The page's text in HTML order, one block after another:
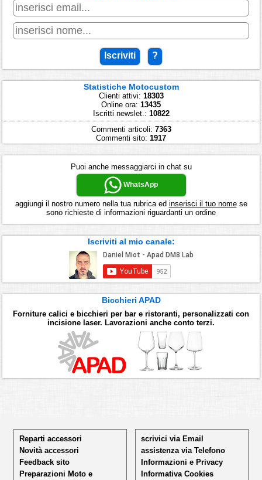
Iscriviti ?
Statistiche Motocustom
Clienti attivi: 18303
Online ora: 13435
Iscritti newslet.: 10822
Commenti articoli: 7363
Commenti sito: 1917
Puoi anche messaggiarci in chat su
WhatsApp
aggiungi il nostro numero nella tua rubrica ed inserisci il tuo nomese
sono richieste di informazioni riguardanti un ordine
Iscriviti al mio canale:
Bicchieri APAD
Forniture calici e bicchieri per bar e ristoranti, personalizzati con
incisione laser. Lavorazioni anche conto terzi.
Reparti accessori
Novità accessori
Feedback sito
Preparazioni Moto e
scrivici via Email
assistenza via Telefono
Informazioni e Privacy
Informativa Cookies